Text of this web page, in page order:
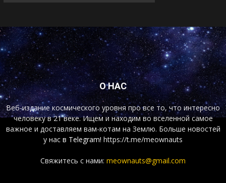
О НАС
Веб-издание космического уровня про все то, что интересно
человеку в 21 веке. Ищем и находим во вселенной самое
важное и доставляем вам-котам на Землю. Больше новостей
у нас в Telegram! https://t.me/meownauts
Свяжитесь с нами: meownauts@gmail.com